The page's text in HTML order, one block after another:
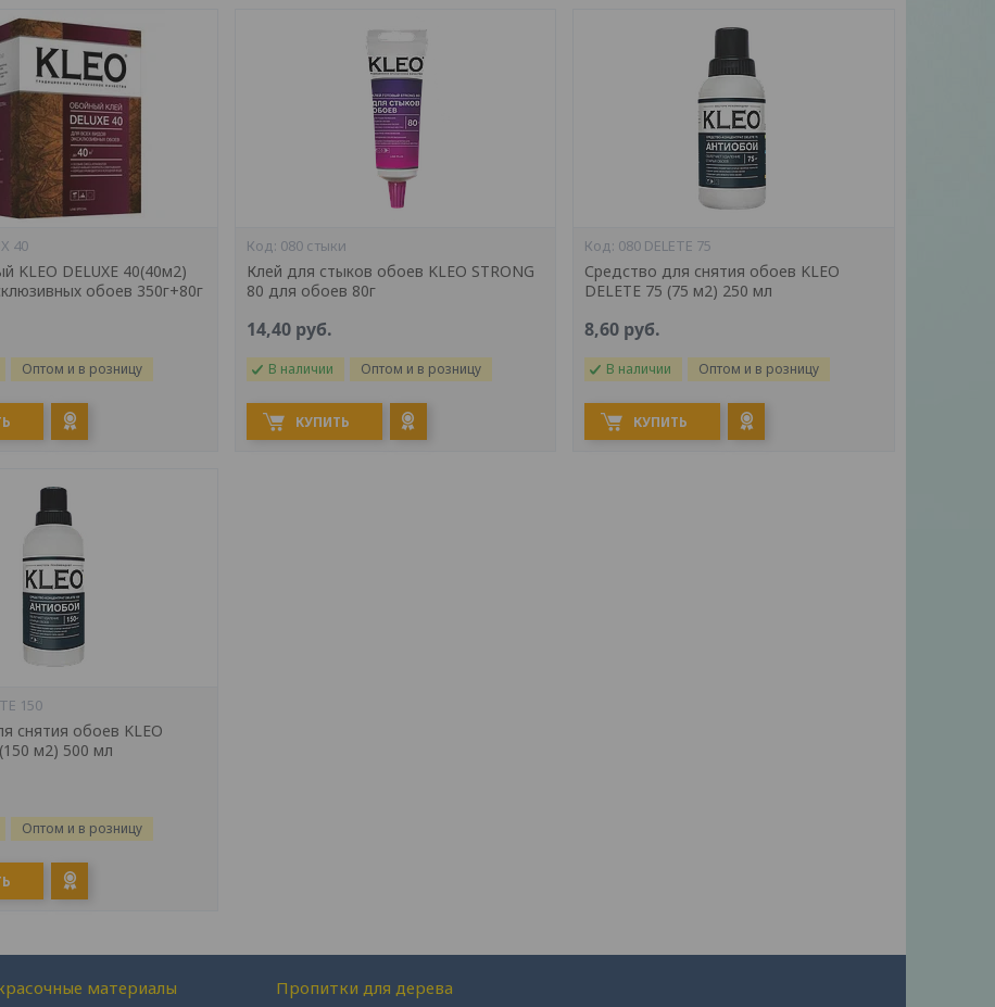
40
KLEO DELUXE 40(40м2)
обоев 350г+80г
Оптом и в розницу
080 стыки
Клей для стыков обоев KLEO STRONG
80 для обоев 80г
14,40 руб.
В наличии Оптом и в розницу
КУПИТЬ
080 DELETE 75
Средство для снятия обоев KLEO
DELETE 75 (75 м2) 250 мл
8,60 руб.
В наличии Оптом и в розницу
КУПИТЬ
150
снятия обоев KLEO
м2) 500 мл
Оптом и в розницу
материалы Пропитки для дерева